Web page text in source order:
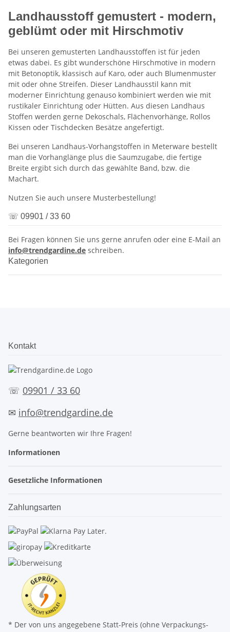
Landhausstoff gemustert - modern,
geblümt oder mit Hirschmotiv
Bei unseren gemusterten Landhausstoffen ist für jeden
etwas dabei. Es gibt wunderschöne Hirschmotive in modern
mit Betonoptik, klassisch auf Karo, oder auch Blumenmuster
mit oder ohne Streifen. Dieser Landhausstil kann mit
moderner Einrichtung genauso kombiniert werden wie mit
rustikaler Einrichtung oder Hütten. Aus diesen Landhaus
Stoffen werden gerne Dekoschals, Flächenvorhänge, Rollos
Kissen oder Tischdecken Besätze angefertigt.
Bei unseren Landhaus-Vorhangstoffen in Meterware bestellt
man die Vorhanglänge plus die Saumzugabe, die fertige
Breite ergibt sich durch das gewählte Band, bzw. die
Machart.
Nutzen Sie auch unsere Musterbestellung!
☏ 09901 / 33 60
Bei Fragen können Sie uns gerne anrufen oder eine E-Mail an
info@trendgardine.de schreiben.
Kategorien
Kontakt
☏ 09901 / 33 60
✉ info@trendgardine.de
Gerne beantworten wir Ihre Fragen!
Informationen
Gesetzliche Informationen
Zahlungsarten
* Der von uns angegebene Statt-Preis (ohne Verpackungs-